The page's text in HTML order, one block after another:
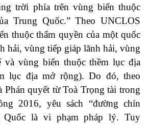
trời phía trên vùng biển thuộc
Trung Quốc.” Theo UNCLOS
thuộc thẩm quyền của một quốc
hải, vùng tiếp giáp lãnh hải, vùng
và vùng biển thuộc thềm lục địa
lục địa mở rộng). Do đó, theo
quyết từ Toà Trọng tài trong
2016, yêu sách “đường chín
Quốc là vi phạm pháp lý. Tuy